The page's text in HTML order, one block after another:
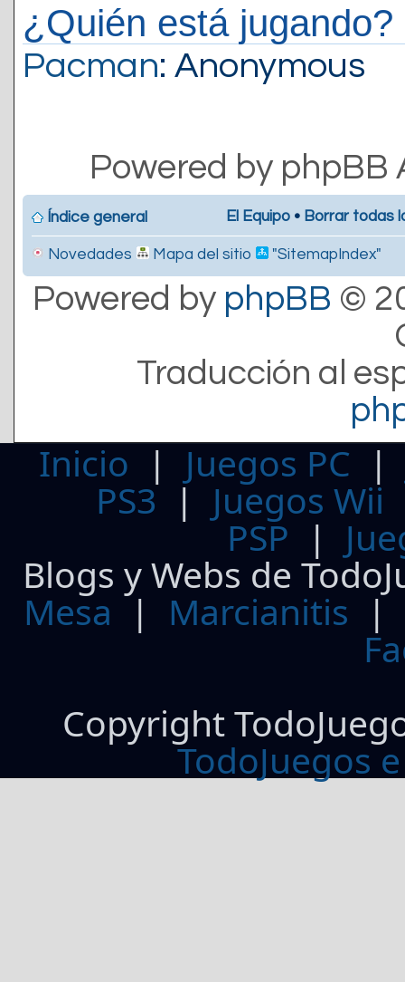
¿Quién está jugando?
Pacman: Anonymous
Powered by
Índice general El Equipo • Borrar todas
Novedades Mapa del sitio "SitemapIndex"
Powered by phpBB ©
Traducción al
Inicio | Juegos PC
PS3| Juegos Wii
PSP |
Blogs y Webs de
Mesa | Marcianitis |
Copyright
TodoJuegos